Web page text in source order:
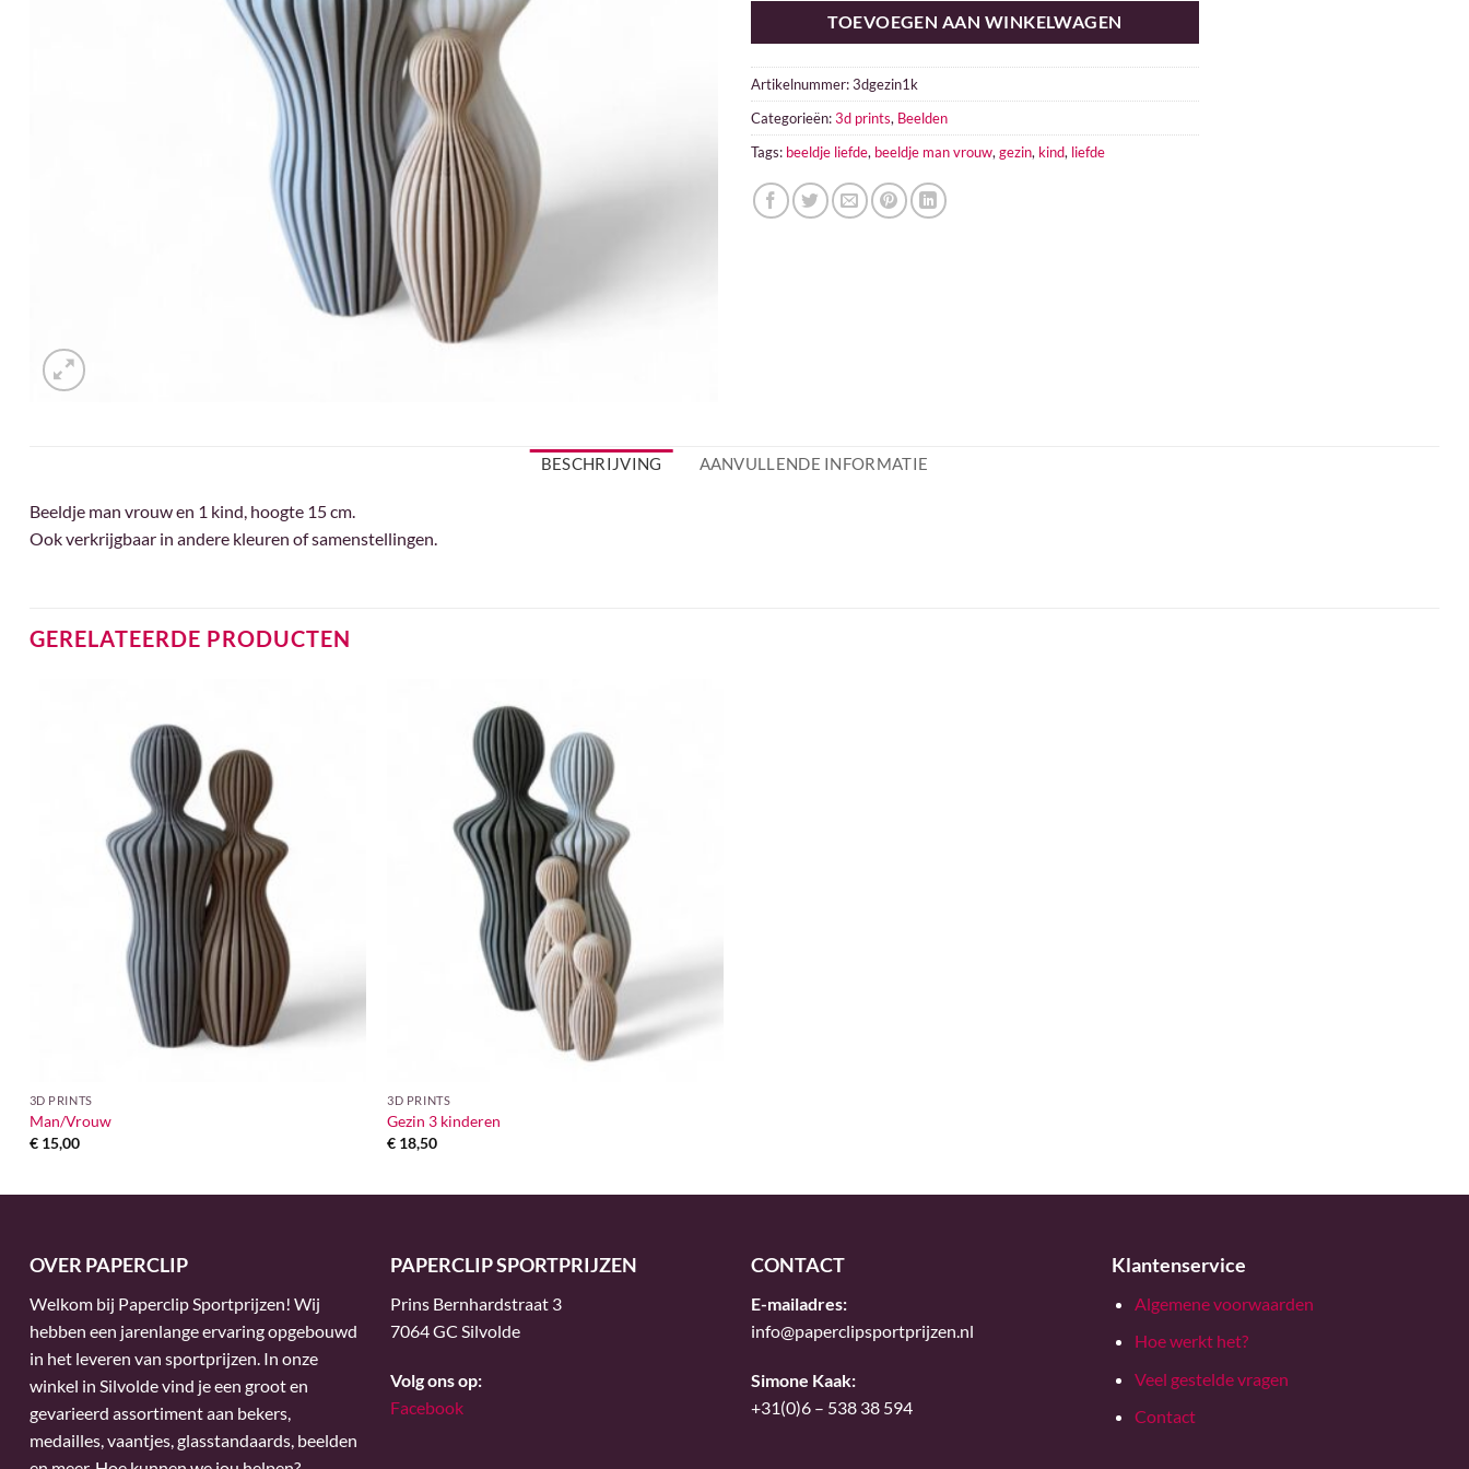
TOEVOEGEN AAN WINKELWAGEN
Artikelnummer:3dgezin1k
Categorieën:3d prints, Beelden
Tags: beeldje liefde, beeldje man vrouw, gezin, kind, liefde
BESCHRIJVING AANVULLENDE INFORMATIE
Beeldje man vrouw en 1 kind, hoogte 15 cm.
Ook verkrijgbaar in andere kleuren of samenstellingen.
GERELATEERDE PRODUCTEN
3D PRINTS
Man/Vrouw
€15,00
3D PRINTS
Gezin 3 kinderen
€ 18,50
OVER PAPERCLIP
Welkom bij Paperclip Sportprijzen! Wij
hebben een jarenlange ervaring opgebouwd
in het leveren van sportprijzen. In onze
winkel in Silvolde vind je een groot en
gevarieerd assortiment aan bekers,
medailles, vaantjes, glasstandaards, beelden
PAPERCLIP SPORTPRIJZEN
Prins Bernhardstraat 3
7064 GC Silvolde
Volg ons op:
Facebook
CONTACT
E-mailadres:
info@paperclipsportprijzen.nl
Simone Kaak:
+31(0)6 – 538 38 594
Klantenservice
Algemene voorwaarden
Hoe werkt het?
Veel gestelde vragen
Contact